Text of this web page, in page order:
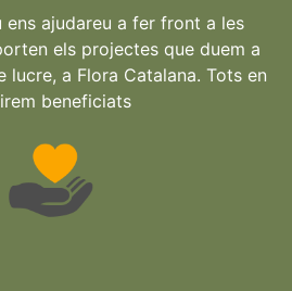
ens ajudareu a fer front a les
els projectes que duem a
lucre, a Flora Catalana. Tots en
beneficiats